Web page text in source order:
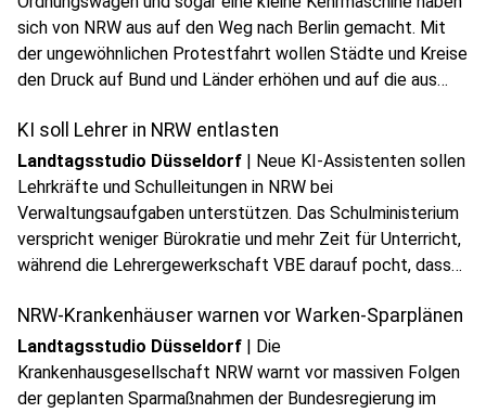
sich von NRW aus auf den Weg nach Berlin gemacht. Mit
der ungewöhnlichen Protestfahrt wollen Städte und Kreise
den Druck auf Bund und Länder erhöhen und auf die aus
play_circleAudio anhören
KI soll Lehrer in NRW entlasten
Landtagsstudio Düsseldorf | Neue KI-Assistenten sollen
Lehrkräfte und Schulleitungen in NRW bei
Verwaltungsaufgaben unterstützen. Das Schulministerium
verspricht weniger Bürokratie und mehr Zeit für Unterricht,
während die Lehrergewerkschaft VBE darauf pocht, dass
play_circle Audio anhören
NRW-Krankenhäuser warnen vor Warken-Sparplänen
Landtagsstudio Düsseldorf | Die
Krankenhausgesellschaft NRW warnt vor massiven Folgen
der geplanten Sparmaßnahmen der Bundesregierung im